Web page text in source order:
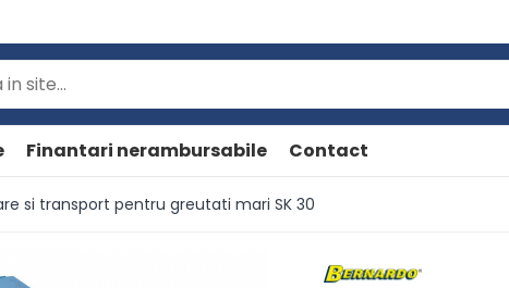
Finantari nerambursabile Contact
si transport pentru greutati mari SK 30